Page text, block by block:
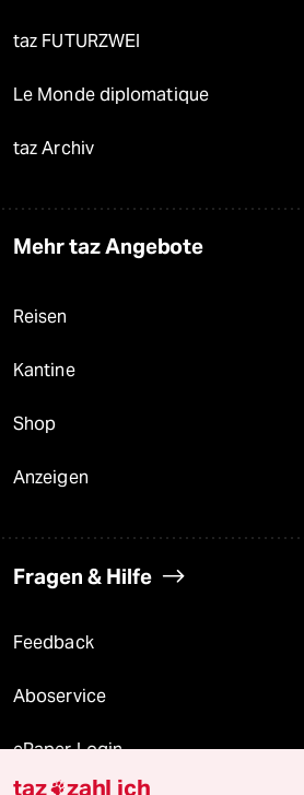
taz FUTURZWEI
Le Monde diplomatique
taz Archiv
Mehr taz Angebote
Reisen
Kantine
Shop
Anzeigen
Fragen & Hilfe
Feedback
Aboservice
ePaper Login
taz zahl ich